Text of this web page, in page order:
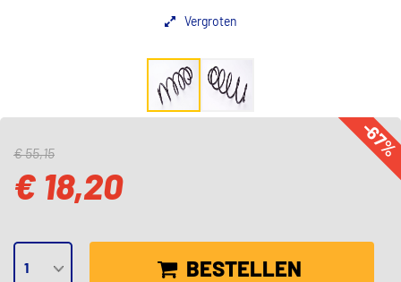
Vergroten
-
€ 55,15
€ 18,20
BESTELLEN